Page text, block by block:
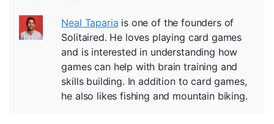
Neal Taparia is one of the founders of
Solitaired. He loves playing card games
and is interested in understanding how
games can help with brain training and
skills building. In addition to card games,
he also likes fishing and mountain biking.